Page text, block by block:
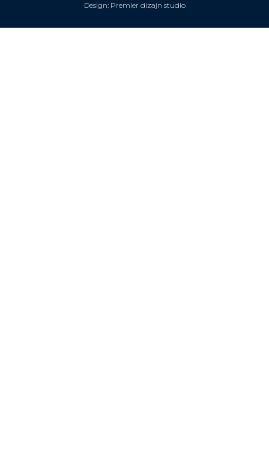
Design: Premier dizajn studio